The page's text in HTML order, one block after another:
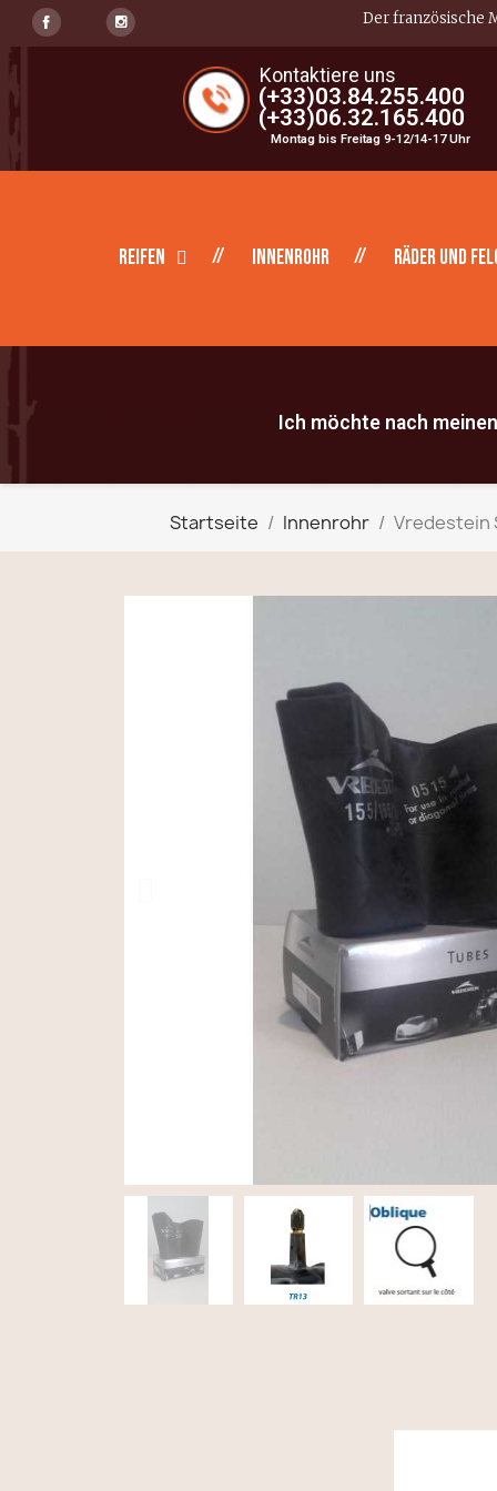
Der französische
Kontaktiere uns
(+33)03.84.255.400
(+33)06.32.165.400
Montag bis Freitag 9-12/14-17 Uhr
Reifen Innenrohr Räder und
Ich möchte nach
Startseite Innenrohr Vredestein